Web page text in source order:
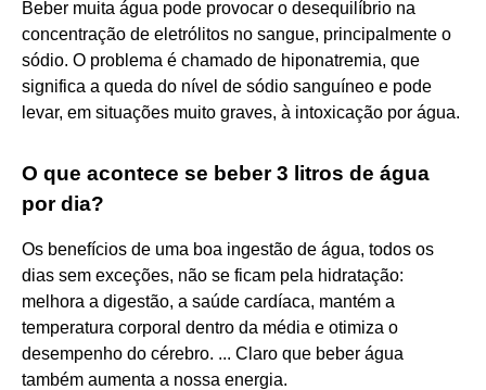
Beber muita água pode provocar o desequilíbrio na
concentração de eletrólitos no sangue, principalmente o
sódio. O problema é chamado de hiponatremia, que
significa a queda do nível de sódio sanguíneo e pode
levar, em situações muito graves, à intoxicação por água.
O que acontece se beber 3 litros de água
por dia?
Os benefícios de uma boa ingestão de água, todos os
dias sem exceções, não se ficam pela hidratação:
melhora a digestão, a saúde cardíaca, mantém a
temperatura corporal dentro da média e otimiza o
desempenho do cérebro. ... Claro que beber água
também aumenta a nossa energia.